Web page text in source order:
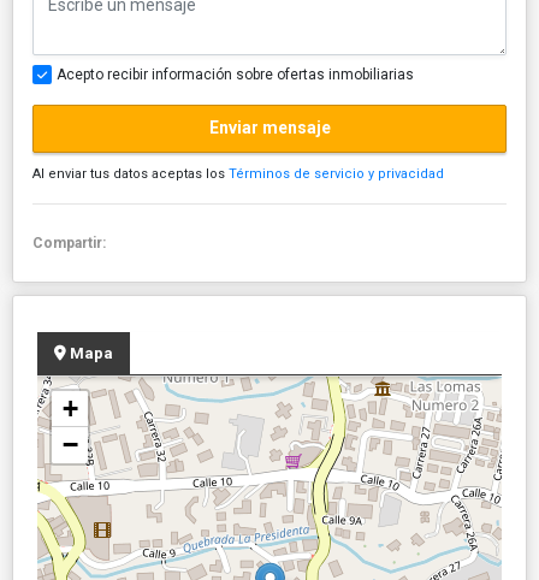
Acepto recibir información sobre ofertas inmobiliarias
Enviar mensaje
Al enviar tus datos aceptas los Términos de servicio y privacidad
Compartir:
Mapa
+
−